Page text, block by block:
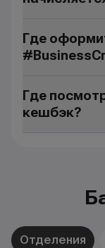
Где
Где
кешбэк?
Отделения